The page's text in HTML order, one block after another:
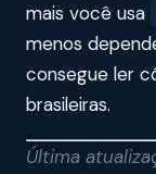
mais você usa
menos
consegue ler
brasileiras.
Última